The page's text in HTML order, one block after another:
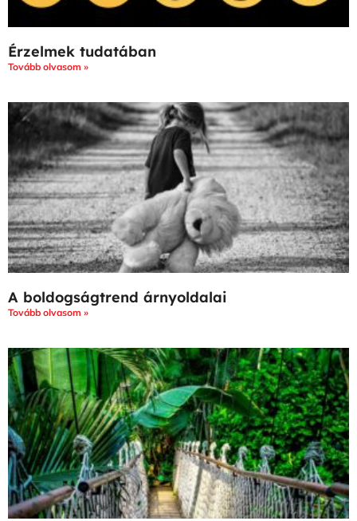
Érzelmek tudatában
Tovább olvasom »
A boldogságtrend árnyoldalai
Tovább olvasom »